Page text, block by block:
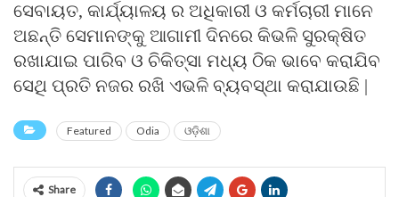
ସେବାୟତ, କାର୍ଯ୍ୟାଳୟ ର ଅଧିକାରୀ ଓ କର୍ମଚାରୀ ମାନେ
ଅଛନ୍ତି ସେମାନଙ୍କୁ ଆଗାମୀ ଦିନରେ କିଭଳି ସୁରକ୍ଷିତ
ରଖାଯାଇ ପାରିବ ଓ ଚିକିତ୍ସା ମଧ୍ୟ ଠିକ ଭାବେ କରାଯିବ
ସେଥି ପ୍ରତି ନଜର ରଖି ଏଭଳି ବ୍ୟବସ୍ଥା କରାଯାଉଛି |
Featured Odia ଓଡ଼ିଶା
Share